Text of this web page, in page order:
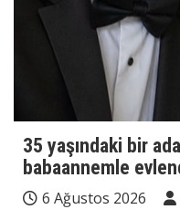
35 yaşındaki bir
babaannemle
6 Ağustos 2026